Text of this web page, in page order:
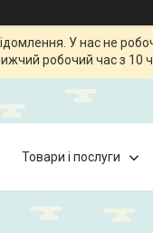
У нас не
робочий час з 10
Товари і послуги